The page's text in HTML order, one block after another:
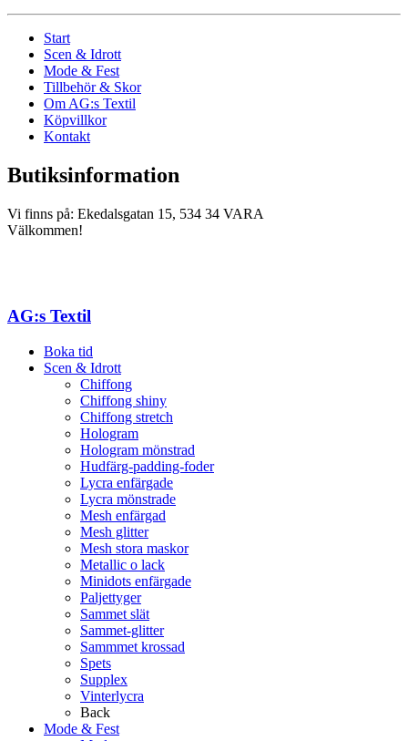
Start
Scen & Idrott
Mode & Fest
Tillbehör & Skor
Om AG:s Textil
Köpvillkor
Kontakt
Butiksinformation
Vi finns på: Ekedalsgatan 15, 534 34 VARA
Välkommen!
AG:s Textil
Boka tid
Scen & Idrott
Chiffong
Chiffong shiny
Chiffong stretch
Hologram
Hologram mönstrad
Hudfärg-padding-foder
Lycra enfärgade
Lycra mönstrade
Mesh enfärgad
Mesh glitter
Mesh stora maskor
Metallic o lack
Minidots enfärgade
Paljettyger
Sammet slät
Sammet-glitter
Sammmet krossad
Spets
Supplex
Vinterlycra
Back
Mode & Fest